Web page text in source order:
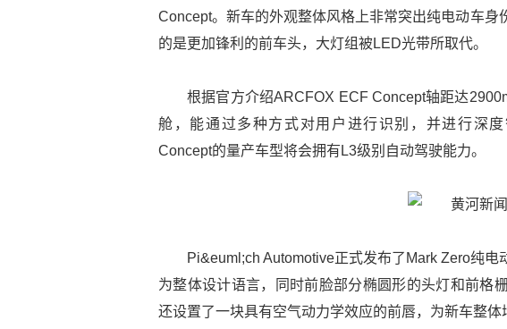
Concept。新车的外观整体风格上非常突出纯电动车身
的是更加锋利的前车头，大灯组被LED光带所取代。
根据官方介绍ARCFOX ECF Concept轴距达
舱，能通过多种方式对用户进行识别，并进行深
Concept的量产车型将会拥有L3级别自动驾驶能力。
Pi&euml;ch Automotive正式发布了Mark Zero纯
为整体设计语言，同时前脸部分椭圆形的头灯和前格
还设置了一块具有空气动力学效应的前唇，为新车整体